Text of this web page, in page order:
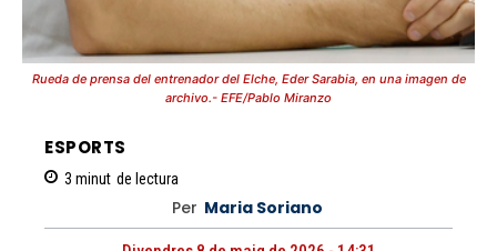
Rueda de prensa del entrenador del Elche, Eder Sarabia, en una imagen de
archivo.- EFE/Pablo Miranzo
ESPORTS
3 minut de lectura
Per Maria Soriano